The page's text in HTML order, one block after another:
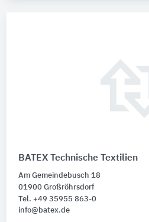
BATEX Technische Textilien
Am Gemeindebusch 18
01900 Großröhrsdorf
Tel. +49 35955 863-0
info@batex.de